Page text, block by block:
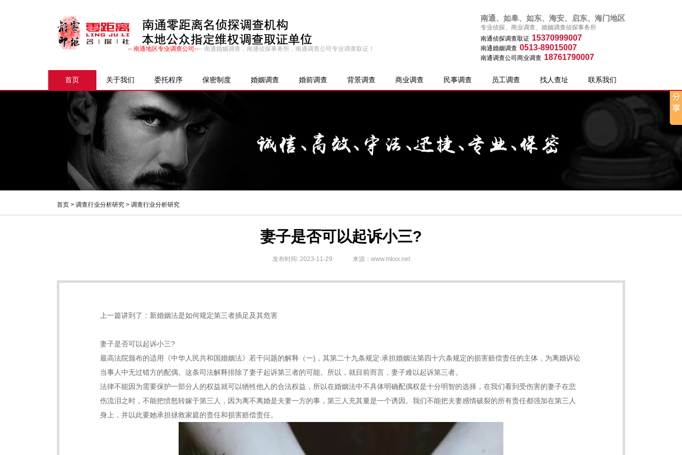
-- 南通地区专业调查公司---- 南通婚姻调查，南通侦探事务所，南通调查公司专业调查取证！
南通、如皋、如东、海安、启东、海门地区
专业侦探、商业调查、婚姻调查侦探事务所
南通侦探调查取证 15370999007
南通婚姻调查 0513-89015007
南通调查公司商业调查 18761790007
首页 关于我们 委托程序 保密制度 婚姻调查 婚前调查 背景调查 商业调查 民事调查 员工调查 找人查址 联系我们
首页 > 调查行业分析研究 > 调查行业分析研究
妻子是否可以起诉小三?
发布时间: 2023-11-29 来源：www.mkxx.net
上一篇讲到了： 新婚姻法是如何规定第三者插足及其危害
妻子是否可以起诉小三?
最高法院颁布的适用《中华人民共和国婚姻法》若干问题的解释（一)，其第二十九条规定:承担婚姻法第四十六条规定的损害赔偿责任的主体，为离婚诉讼
当事人中无过错方的配偶。这条司法解释排除了妻子起诉第三者的可能。所以，就目前而言，妻子难以起诉第三者。
法律不能因为需要保护一部分人的权益就可以牺牲他人的合法权益，所以在婚姻法中不具体明确配偶权是十分明智的选择，在我们看到受伤害的妻子在悲
伤流泪之时，不能把愤怒转嫁于第三人，因为离不离婚是夫妻一方的事，第三人充其量是一个诱因。我们不能把夫妻感情破裂的所有责任都强加在第三人
身上，并以此要她承担拯救家庭的责任和损害赔偿责任。